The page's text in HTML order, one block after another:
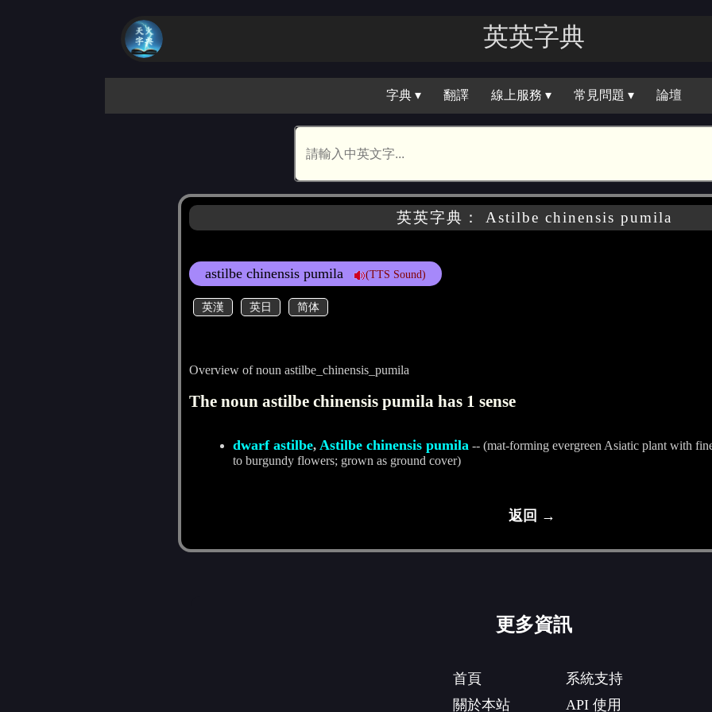
英英字典
字典 ▾ 翻譯 線上服務 ▾ 常見問題 ▾ 論壇
英英字典： Astilbe chinensis pumila
astilbe chinensis pumila (TTS Sound)
英漢 英日 简体
Overview of noun astilbe_chinensis_pumila
The noun astilbe chinensis pumila has 1 sense
dwarf astilbe, Astilbe chinensis pumila -- (mat-forming evergreen Asiatic plant with
to burgundy flowers; grown as ground cover)
返回 →
更多資訊
首頁
關於本站
系統支持
API 使用